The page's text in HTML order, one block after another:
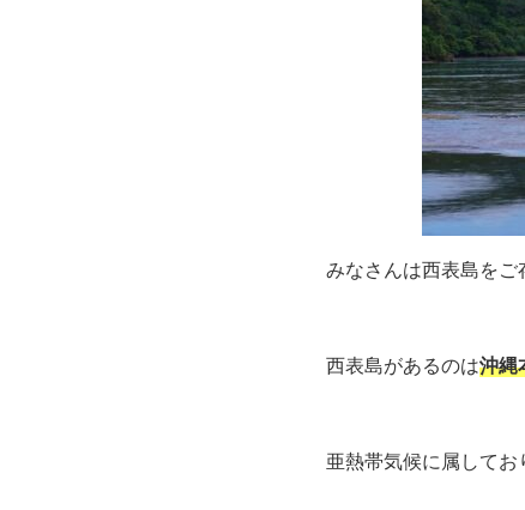
みなさんは西表島をご
西表島があるのは沖縄
亜熱帯気候に属してお